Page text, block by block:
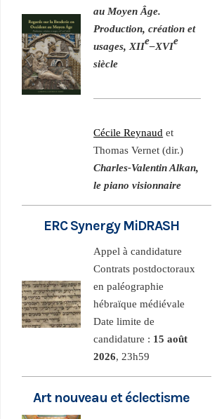
au Moyen Âge.
Production, création et
usages, XIIe–XVIe
siècle
Cécile Reynaud et
Thomas Vernet (dir.)
Charles-Valentin Alkan,
le piano visionnaire
ERC Synergy MiDRASH
Appel à candidature
Contrats postdoctoraux
en paléographie
hébraïque médiévale
Date limite de
candidature : 15 août
2026, 23h59
Art nouveau et éclectisme